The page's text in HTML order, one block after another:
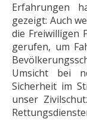
Erfahrungen
gezeigt: Auch
die Freiwilligen
gerufen, um
Umsicht bei
Sicherheit im
unser